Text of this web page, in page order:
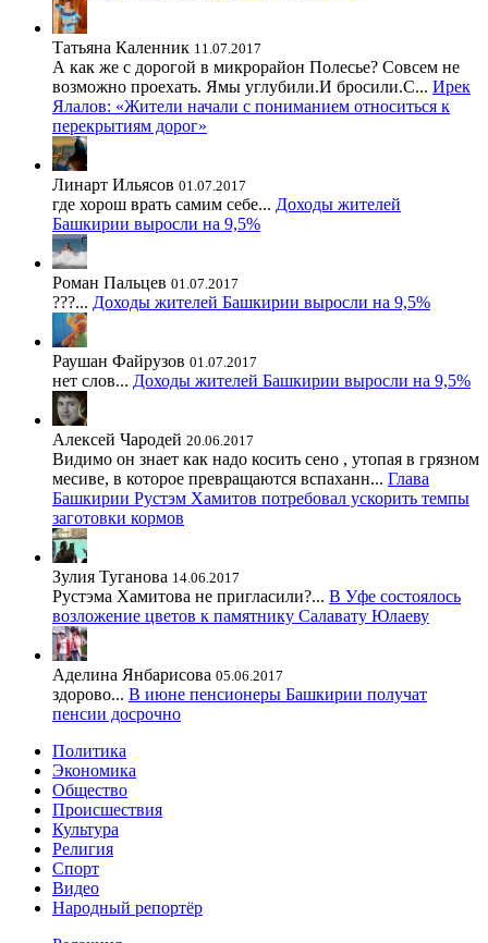
Татьяна Каленник 11.07.2017
А как же с дорогой в микрорайон Полесье? Совсем не
возможно проехать. Ямы углубили.И бросили.С... Ирек
Ялалов: «Жители начали с пониманием относиться к
перекрытиям дорог»
Линарт Ильясов 01.07.2017
где хорош врать самим себе... Доходы жителей
Башкирии выросли на 9,5%
Роман Пальцев 01.07.2017
???... Доходы жителей Башкирии выросли на 9,5%
Раушан Файрузов 01.07.2017
нет слов... Доходы жителей Башкирии выросли на 9,5%
Алексей Чародей 20.06.2017
Видимо он знает как надо косить сено , утопая в грязном
месиве, в которое превращаются вспаханн... Глава
Башкирии Рустэм Хамитов потребовал ускорить темпы
заготовки кормов
Зулия Туганова 14.06.2017
Рустэма Хамитова не пригласили?... В Уфе состоялось
возложение цветов к памятнику Салавату Юлаеву
Аделина Янбарисова 05.06.2017
здорово... В июне пенсионеры Башкирии получат
пенсии досрочно
Политика
Экономика
Общество
Происшествия
Культура
Религия
Спорт
Видео
Народный репортёр